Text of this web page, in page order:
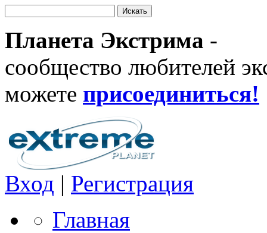
Планета Экстрима -
сообщество любителей
можете присоединиться!
Вход | Регистрация
Главная